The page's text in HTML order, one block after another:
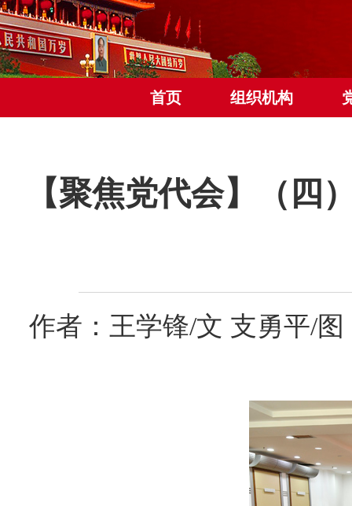
首页 组织机构
【聚焦党代会】（四
作者：王学锋/文 支勇平